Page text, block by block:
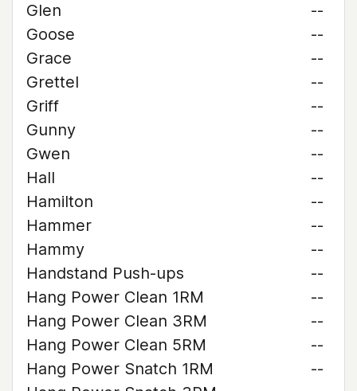
Glen
--
Goose
--
Grace
--
Grettel
--
Griff
--
Gunny
--
Gwen
--
Hall
--
Hamilton
--
Hammer
--
Hammy
--
Handstand Push-ups
--
Hang Power Clean 1RM
--
Hang Power Clean 3RM
--
Hang Power Clean 5RM
--
Hang Power Snatch 1RM
--